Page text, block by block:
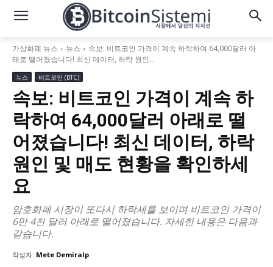
가상화폐 뉴스 뉴스
속보: 비트코인 가격이 계속 하락하여 64,000달러 아
래로 떨어졌습니다! 최신 데이터, 하락 원인...
뉴스 비트코인 (BTC)
속보: 비트코인 가격이 계속 하
락하여 64,000달러 아래로 떨
어졌습니다! 최신 데이터, 하락
원인 및 매도 현황을 확인하세
요
암호화폐 시장이 또다시 하락세를 보이며 비트코인 가격이
6만 4천 달러 아래로 떨어졌습니다. 자세한 내용은 다음과
같습니다.
작성자: Mete Demiralp